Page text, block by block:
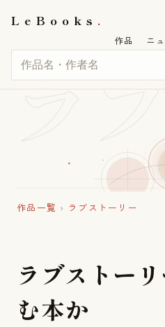
LeBooks
作品 ニ
ラ
作品一覧 › ラブストーリー
ラ ブス ト ー リ
む本か